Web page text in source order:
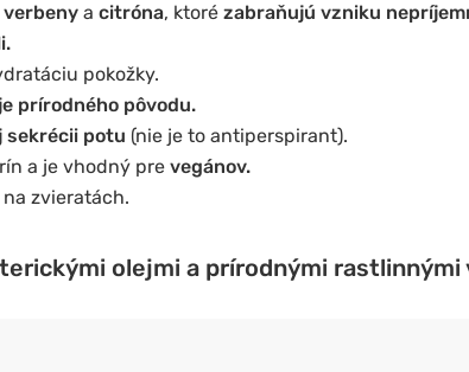
verbenya citróna, ktoré zabraňujú vzniku
pokožky.
prírodného pôvodu.
sekrécii potu (nie je to antiperspirant).
a je vhodný pre vegánov.
zvieratách.
olejmi a prírodnými rastlinnými